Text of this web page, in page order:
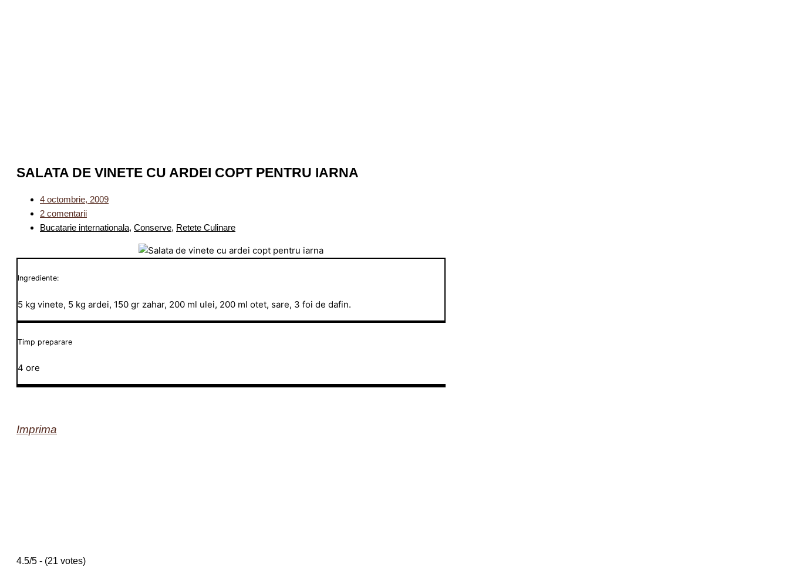
SALATA DE VINETE CU ARDEI COPT PENTRU IARNA
4 octombrie, 2009
2 comentarii
Bucatarie internationala, Conserve, Retete Culinare
Ingrediente:
5 kg vinete, 5 kg ardei, 150 gr zahar, 200 ml ulei, 200 ml otet, sare, 3 foi de dafin.
Timp preparare
4 ore
Imprima
4.5/5 - (21 votes)